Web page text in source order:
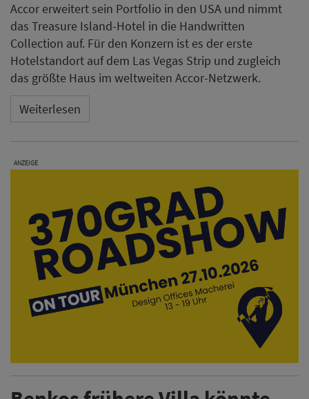
Accor erweitert sein Portfolio in den USA und nimmt
das Treasure Island-Hotel in die Handwritten
Collection auf. Für den Konzern ist es der erste
Hotelstandort auf dem Las Vegas Strip und zugleich
das größte Haus im weltweiten Accor-Netzwerk.
Weiterlesen
ANZEIGE